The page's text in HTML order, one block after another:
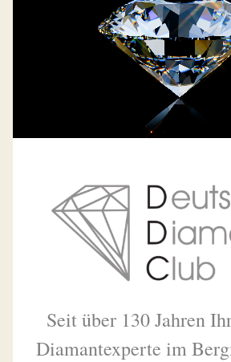
Seit über 130 Jahren
Diamantexperte im